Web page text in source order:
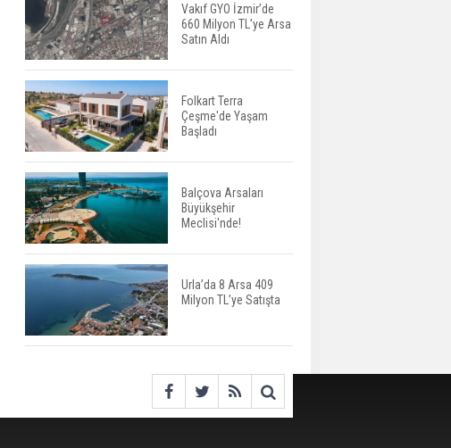
Yatırımcıların Bina Tercihi
Değişiyor: Dijital Altyapı
Öne Çıkıyor
TOKİ'nin Kiralık Sosyal
Konut Modeli Kiraları
Düşürür Mü?
İkinci El Konut Fiyatları
İspanya'da Bir Yılda
Yüzde 16,2 Arttı
Konut Satışları Güçlü
Seyrini Korudu Yabancıya
Satış Geriledi
Vakıf GYO İzmir’de
660 Milyon TL’ye Arsa
Satın Aldı
Folkart Terra
Çeşme'de Yaşam
Başladı
Balçova Arsaları
Büyükşehir
Meclisi'nde!
Urla’da 8 Arsa 409
Milyon TL’ye Satışta